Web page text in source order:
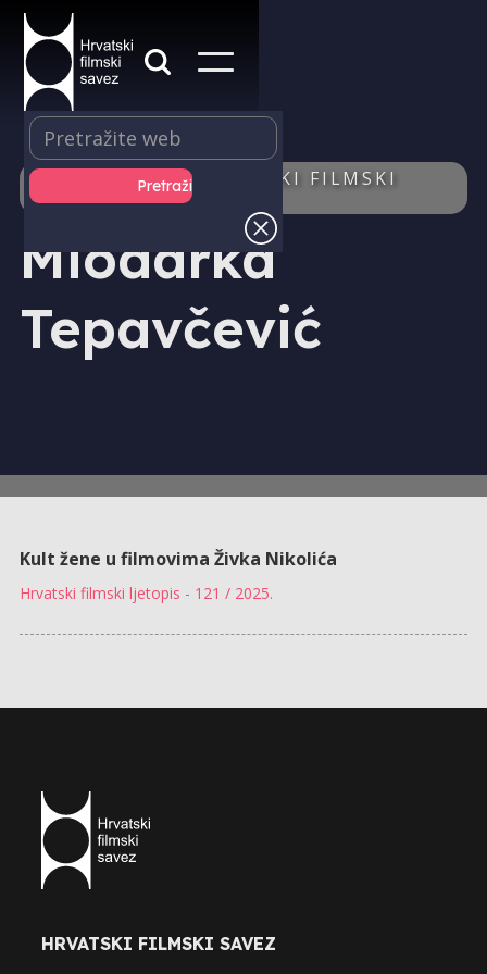
IZDAVAŠTVO - HRVATSKI FILMSKI
LJETOPIS - AUTOR/ICA
Miodarka
Tepavčević
Kult žene u filmovima Živka Nikolića
Hrvatski filmski ljetopis - 121 / 2025.
HRVATSKI FILMSKI SAVEZ